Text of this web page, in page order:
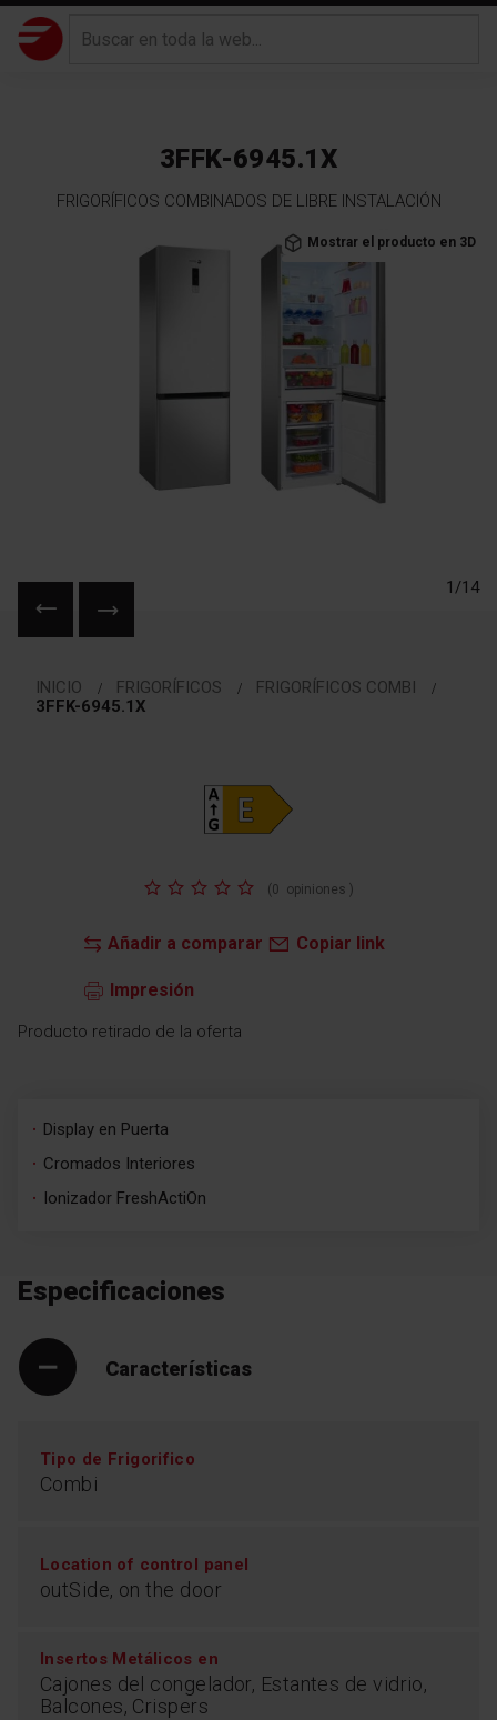
3FFK-6945.1X
FRIGORÍFICOS COMBINADOS DE LIBRE INSTALACIÓN
Mostrar el producto en 3D
1/14
comienzo
INICIO FRIGORÍFICOS
FRIGORÍFICOS COMBI
3FFK-6945.1X
Añadir a comparar Copiar link
Impresión
Producto retirado de la oferta
Valoración: (0 opiniones )
Display en Puerta
Cromados Interiores
Ionizador FreshActiOn
Especificaciones
Características
Tipo de Frigorifico
Combi
Location of control panel
outSide, on the door
Insertos Metálicos en
Cajones del congelador, Estantes de vidrio,
Balcones, Crispers